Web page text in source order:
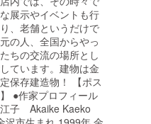
展示やイベントも行
、老舗というだけで
の人、全国からやっ
ちの交流の場所とし
ています。建物は金
保存建造物！ 【ポス
●作家プロフィール
子 Akaike Kaeko